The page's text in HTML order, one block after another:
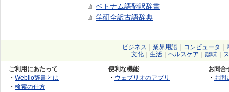
ベトナム語翻訳辞書
学研全訳古語辞典
ビジネス 業界用語 コンピュータ
文化
生活 ヘルスケア 趣味
ご利用にあたって
・ Weblio辞書とは
・ 検索の仕方
便利な機能
・ ウェブリオのアプリ
お問合
・ お問